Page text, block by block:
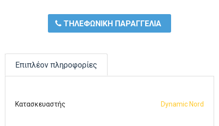
ΤΗΛΕΦΩΝΙΚΗ ΠΑΡΑΓΓΕΛΙΑ
Επιπλέον πληροφορίες
Κατασκευαστής Dynamic Nord